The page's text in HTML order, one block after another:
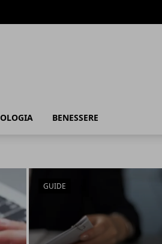
BENESSERE
GUIDE